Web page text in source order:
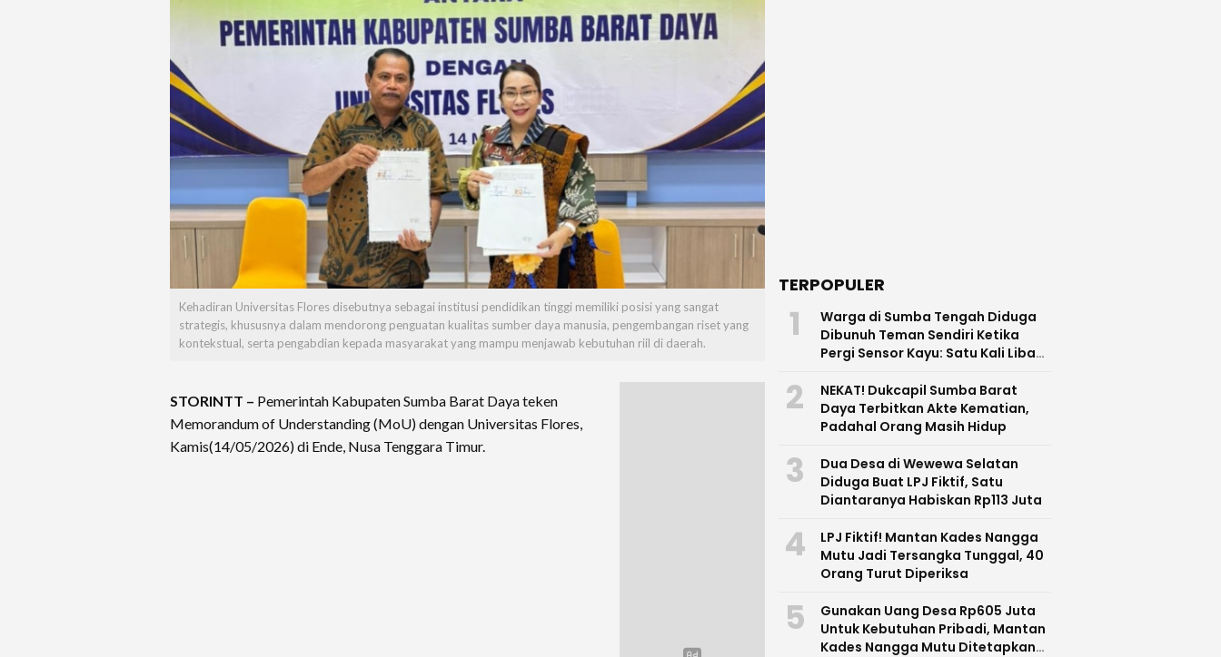
Kehadiran Universitas Flores disebutnya sebagai institusi pendidikan tinggi memiliki posisi yang sangat
strategis, khususnya dalam mendorong penguatan kualitas sumber daya manusia, pengembangan riset yang
kontekstual, serta pengabdian kepada masyarakat yang mampu menjawab kebutuhan riil di daerah.
STORINTT – Pemerintah Kabupaten Sumba Barat Daya teken
Memorandum of Understanding (MoU) dengan Universitas Flores,
Kamis(14/05/2026) di Ende, Nusa Tenggara Timur.
TERPOPULER
1
Warga di Sumba Tengah Diduga
Dibunuh Teman Sendiri Ketika
Pergi Sensor Kayu: Satu Kali Libas,
Tanah
2
NEKAT! Dukcapil Sumba Barat
Daya Terbitkan Akte Kematian,
Padahal Orang Masih Hidup
3
Dua Desa di Wewewa Selatan
Diduga Buat LPJ Fiktif, Satu
Diantaranya Habiskan Rp113 Juta
4
LPJ Fiktif! Mantan Kades Nangga
Mutu Jadi Tersangka Tunggal, 40
Orang Turut Diperiksa
5
Gunakan Uang Desa Rp605 Juta
Untuk Kebutuhan Pribadi, Mantan
Kades Nangga Mutu Ditetapkan